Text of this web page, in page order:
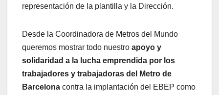
representación de la plantilla y la Dirección.
Desde la Coordinadora de Metros del Mundo
queremos mostrar todo nuestro apoyo y
solidaridad a la lucha emprendida por los
trabajadores y trabajadoras del Metro de
Barcelona contra la implantación del EBEP como